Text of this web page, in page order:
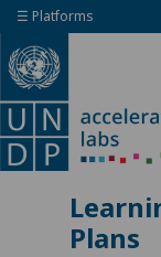
☰ Platforms
Plans